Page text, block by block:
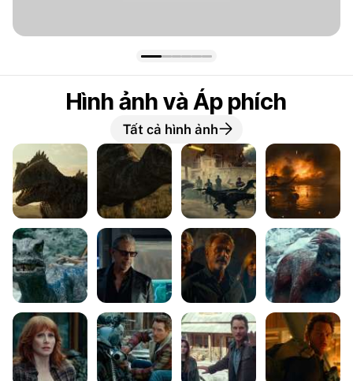
Hình ảnh và Áp phích
Tất cả hình ảnh